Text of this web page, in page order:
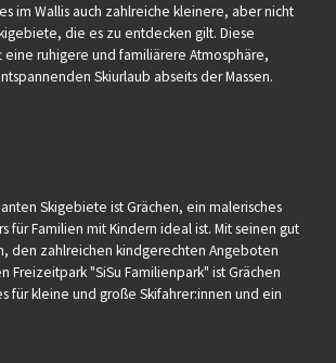
im Wallis auch zahlreiche kleinere, aber nicht
die es zu entdecken gilt. Diese
ruhigere und familiärere Atmosphäre,
Skiurlaub abseits der Massen.
Skigebiete ist Grächen, ein malerisches
für Familien mit Kindern ideal ist. Mit seinen gut
den zahlreichen kindgerechten Angeboten
Freizeitpark "SiSu Familienpark" ist Grächen
für kleine und große Skifahrer:innen und ein